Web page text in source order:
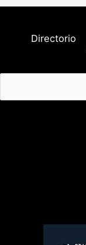
s
o
:
Directorio